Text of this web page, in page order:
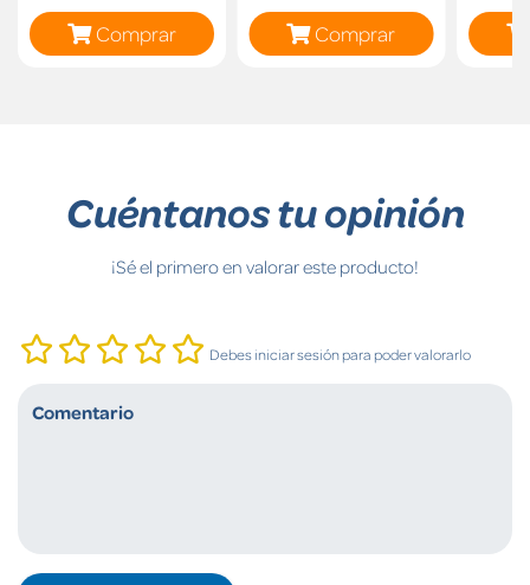
Comprar
Comprar
Cuéntanos tu opinión
¡Sé el primero en valorar este producto!
Debes iniciar sesión para poder valorarlo